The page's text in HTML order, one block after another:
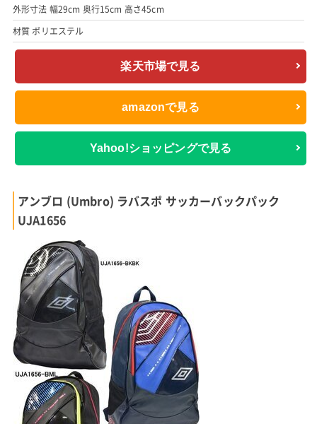
外形寸法 幅29cm 奥行15cm 高さ45cm
材質 ポリエステル
楽天市場で見る
amazonで見る
Yahoo!ショッピングで見る
アンブロ (Umbro) ラバスポ サッカーバックパック
UJA1656